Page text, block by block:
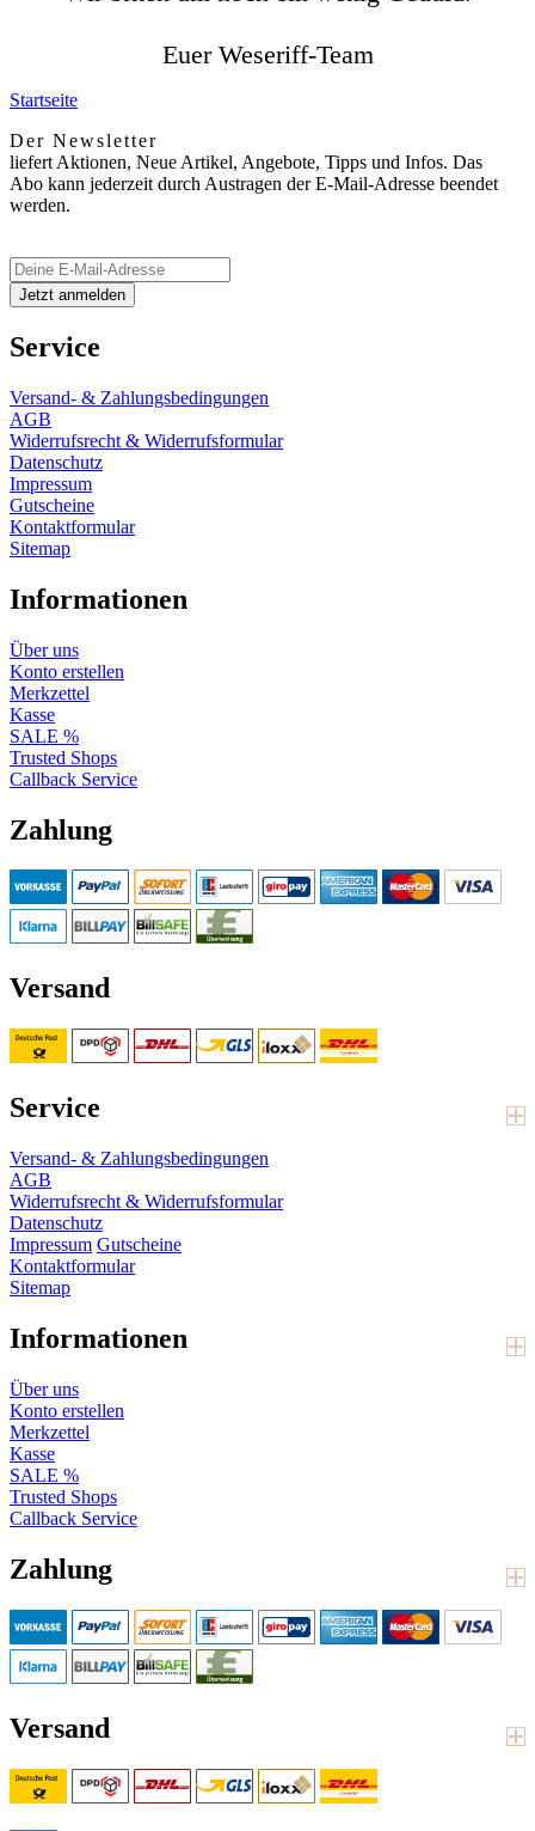
Euer Weseriff-Team
Startseite
Der Newsletter
liefert Aktionen, Neue Artikel, Angebote, Tipps und Infos. Das
Abo kann jederzeit durch Austragen der E-Mail-Adresse beendet
werden.
Service
Versand- & Zahlungsbedingungen
AGB
Widerrufsrecht & Widerrufsformular
Datenschutz
Impressum
Gutscheine
Kontaktformular
Sitemap
Informationen
Über uns
Konto erstellen
Merkzettel
Kasse
SALE %
Trusted Shops
Callback Service
Zahlung
Versand
Service
Versand- & Zahlungsbedingungen
AGB
Widerrufsrecht & Widerrufsformular
Datenschutz
Impressum Gutscheine
Kontaktformular
Sitemap
Informationen
Über uns
Konto erstellen
Merkzettel
Kasse
SALE %
Trusted Shops
Callback Service
Zahlung
Versand